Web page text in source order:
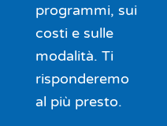
programmi, sui
costi e sulle
modalità. Ti
risponderemo
al più presto.